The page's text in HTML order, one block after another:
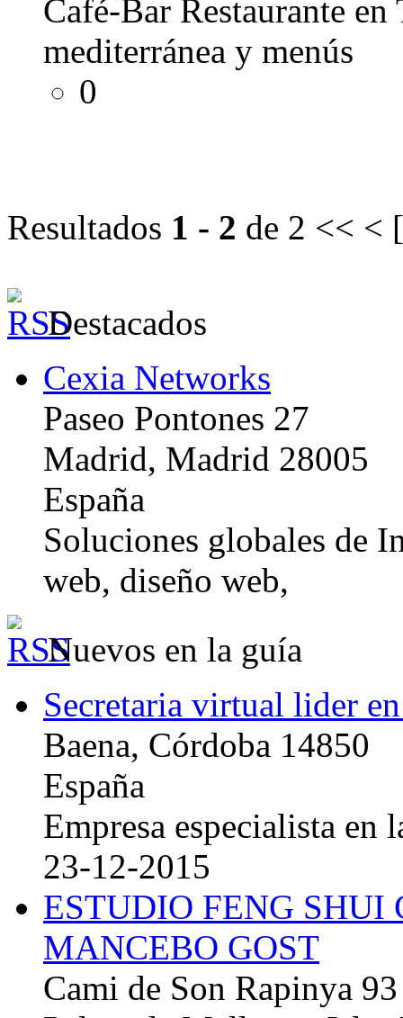
Café-Bar Restaurante
mediterránea y menús
0
Resultados 1 - 2 de 2 << < [
Destacados
Cexia Networks
Paseo Pontones 27
Madrid, Madrid 28005
España
Soluciones globales de
web, diseño web,
Nuevos en la guía
Secretaria virtual lider
Baena, Córdoba 14850
España
Empresa especialista en
23-12-2015
ESTUDIO FENG
MANCEBO GOST
Cami de Son Rapinya 93